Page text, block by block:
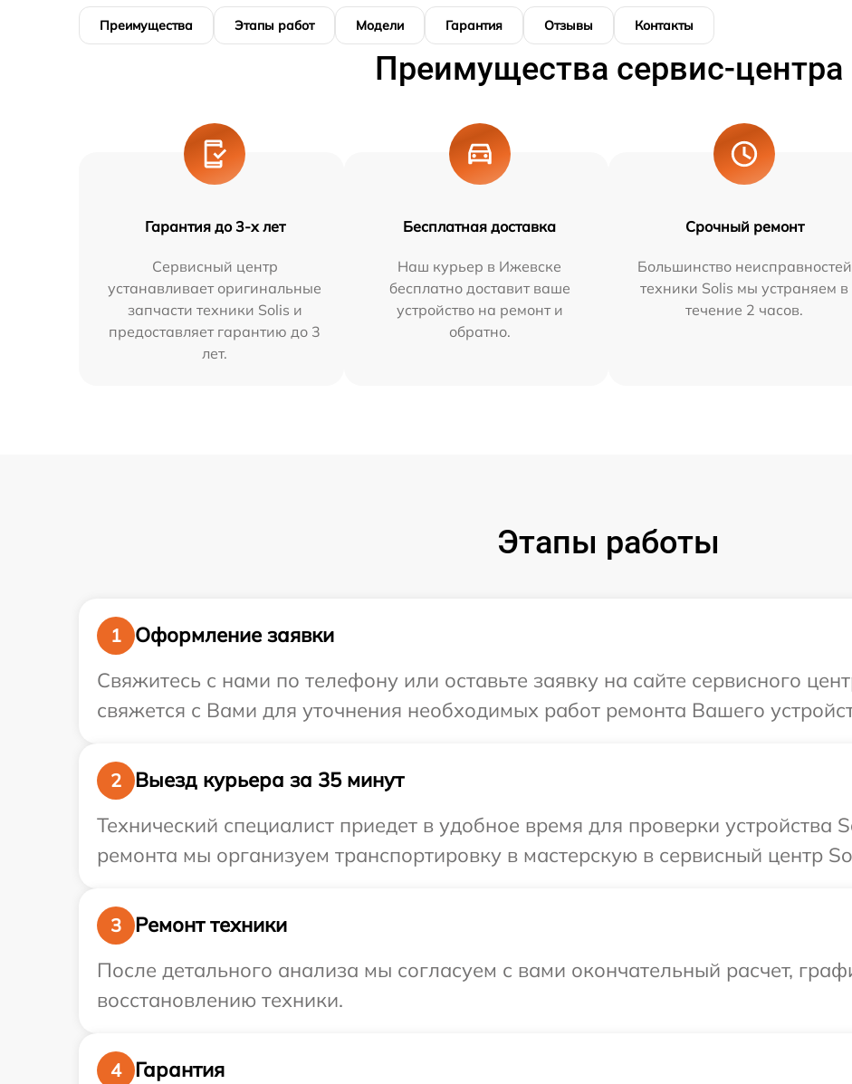
Преимущества Этапы работ Модели Гарантия Отзывы Контакты
Преимущества сервис-центра
Гарантия до 3-х лет
Сервисный центр
устанавливает оригинальные
запчасти техники Solis и
предоставляет гарантию до 3
лет.
Бесплатная доставка
Наш курьер в Ижевске
бесплатно доставит ваше
устройство на ремонт и
обратно.
Срочный ремонт
Большинство неисправностей
техники Solis мы устраняем в
течение 2 часов.
Этапы работы
1
Оформление заявки
Свяжитесь с нами по телефону или оставьте заявку на сайте сервисного
свяжется с Вами для уточнения необходимых работ ремонта Вашего
2
Выезд курьера за 35 минут
Технический специалист приедет в удобное время для проверки устройства
ремонта мы организуем транспортировку в мастерскую в сервисный центр
3
Ремонт техники
После детального анализа мы согласуем с вами окончательный расчет,
восстановлению техники.
4
Гарантия